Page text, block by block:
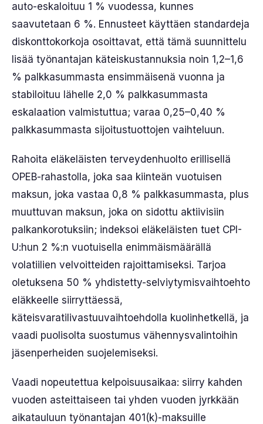
auto-eskaloituu 1 % vuodessa, kunnes
saavutetaan 6 %. Ennusteet käyttäen standardeja
diskonttokorkoja osoittavat, että tämä suunnittelu
lisää työnantajan käteiskustannuksia noin 1,2–1,6
% palkkasummasta ensimmäisenä vuonna ja
stabiloituu lähelle 2,0 % palkkasummasta
eskalaation valmistuttua; varaa 0,25–0,40 %
palkkasummasta sijoitustuottojen vaihteluun.
Rahoita eläkeläisten terveydenhuolto erillisellä
OPEB-rahastolla, joka saa kiinteän vuotuisen
maksun, joka vastaa 0,8 % palkkasummasta, plus
muuttuvan maksun, joka on sidottu aktiivisiin
palkankorotuksiin; indeksoi eläkeläisten tuet CPI-
U:hun 2 %:n vuotuisella enimmäismäärällä
volatiilien velvoitteiden rajoittamiseksi. Tarjoa
oletuksena 50 % yhdistetty-selviytymisvaihtoehto
eläkkeelle siirryttäessä,
käteisvaratilivastuuvaihtoehdolla kuolinhetkellä, ja
vaadi puolisolta suostumus vähennysvalintoihin
jäsenperheiden suojelemiseksi.
Vaadi nopeutettua kelpoisuusaikaa: siirry kahden
vuoden asteittaiseen tai yhden vuoden jyrkkään
aikatauluun työnantajan 401(k)-maksuille